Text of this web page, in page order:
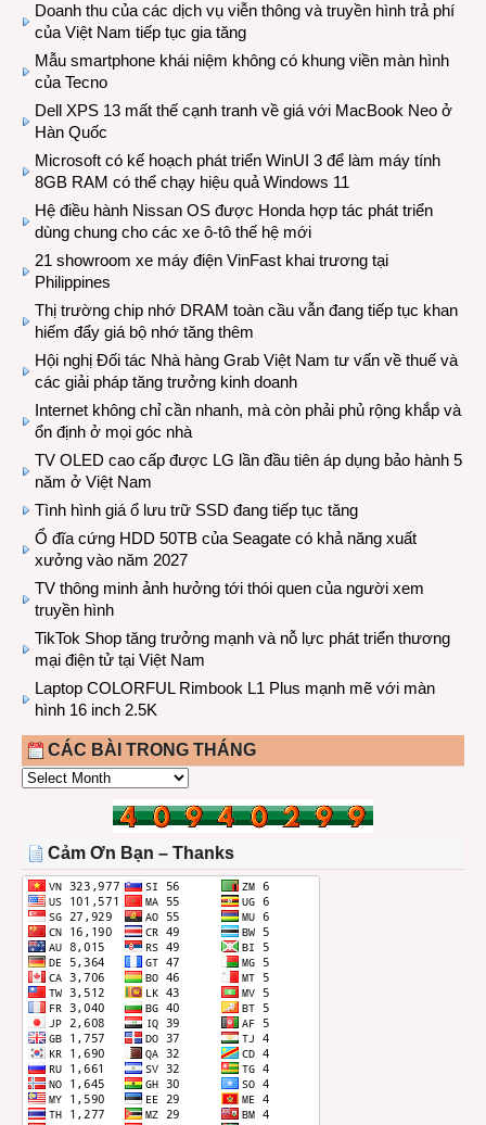
Doanh thu của các dịch vụ viễn thông và truyền hình trả phí
của Việt Nam tiếp tục gia tăng
Mẫu smartphone khái niệm không có khung viền màn hình
của Tecno
Dell XPS 13 mất thế cạnh tranh về giá với MacBook Neo ở
Hàn Quốc
Microsoft có kế hoạch phát triển WinUI 3 để làm máy tính
8GB RAM có thể chạy hiệu quả Windows 11
Hệ điều hành Nissan OS được Honda hợp tác phát triển
dùng chung cho các xe ô-tô thế hệ mới
21 showroom xe máy điện VinFast khai trương tại
Philippines
Thị trường chip nhớ DRAM toàn cầu vẫn đang tiếp tục khan
hiếm đẩy giá bộ nhớ tăng thêm
Hội nghị Đối tác Nhà hàng Grab Việt Nam tư vấn về thuế và
các giải pháp tăng trưởng kinh doanh
Internet không chỉ cần nhanh, mà còn phải phủ rộng khắp và
ổn định ở mọi góc nhà
TV OLED cao cấp được LG lần đầu tiên áp dụng bảo hành 5
năm ở Việt Nam
Tình hình giá ổ lưu trữ SSD đang tiếp tục tăng
Ổ đĩa cứng HDD 50TB của Seagate có khả năng xuất
xưởng vào năm 2027
TV thông minh ảnh hưởng tới thói quen của người xem
truyền hình
TikTok Shop tăng trưởng mạnh và nỗ lực phát triển thương
mại điện tử tại Việt Nam
Laptop COLORFUL Rimbook L1 Plus mạnh mẽ với màn
hình 16 inch 2.5K
CÁC BÀI TRONG THÁNG
CÁC
THÁNG
Cảm Ơn Bạn – Thanks